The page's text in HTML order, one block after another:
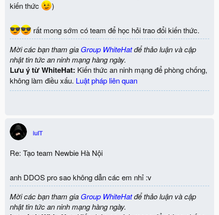
kiến thức
)
rất mong sớm có team để học hỏi trao đổi kiến thức.
Mời các bạn tham gia Group WhiteHatđể thảo luận và cập
nhật tin tức an ninh mạng hàng ngày.
Lưu ý từ WhiteHat: Kiến thức an ninh mạng để phòng chống,
không làm điều xấu. Luật pháp liên quan
iuIT
Re: Tạo team Newbie Hà Nội
anh DDOS pro sao không dẫn các em nhỉ :v
Mời các bạn tham gia Group WhiteHatđể thảo luận và cập
nhật tin tức an ninh mạng hàng ngày.